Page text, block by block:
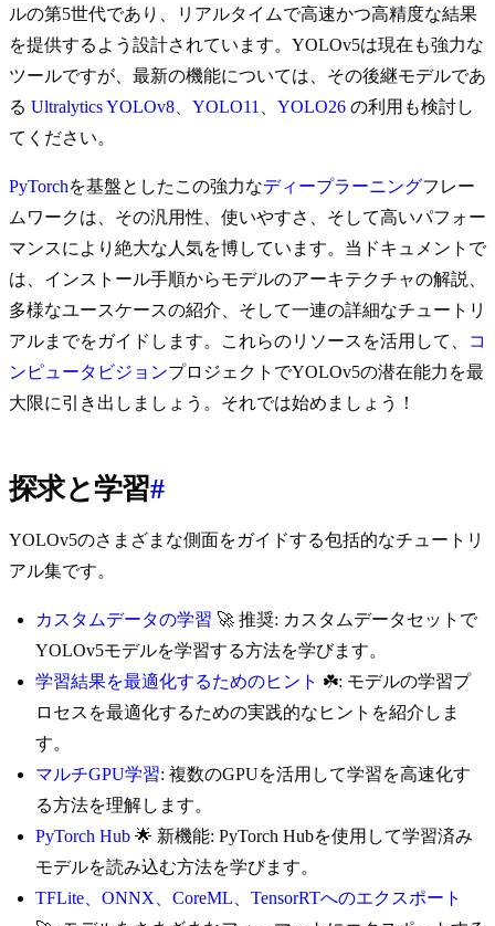
ルの第5世代であり、リアルタイムで高速かつ高精度な結果
を提供するよう設計されています。YOLOv5は現在も強力な
ツールですが、最新の機能については、その後継モデルであ
る Ultralytics YOLOv8 YOLO11 YOLO26 の利用も検討し
てください。
PyTorchを基盤としたこの強力なディープラーニングフレー
ムワークは、その汎用性、使いやすさ、そして高いパフォー
マンスにより絶大な人気を博しています。当ドキュメントで
は、インストール手順からモデルのアーキテクチャの解説、
多様なユースケースの紹介、そして一連の詳細なチュートリ
アルまでをガイドします。これらのリソースを活用して、
コ
ンピュータビジョンプロジェクトでYOLOv5の潜在能力を最
大限に引き出しましょう。それでは始めましょう！
探求と学習#
YOLOv5のさまざまな側面をガイドする包括的なチュートリ
アル集です。
カスタムデータの学習 🚀 推奨: カスタムデータセットで
YOLOv5モデルを学習する方法を学びます。
学習結果を最適化するためのヒント ☘️: モデルの学習プ
ロセスを最適化するための実践的なヒントを紹介しま
す。
マルチGPU学習: 複数のGPUを活用して学習を高速化す
る方法を理解します。
PyTorch Hub 🌟 新機能: PyTorch Hubを使用して学習済み
モデルを読み込む方法を学びます。
TFLite、ONNX、CoreML、TensorRTへのエクスポート